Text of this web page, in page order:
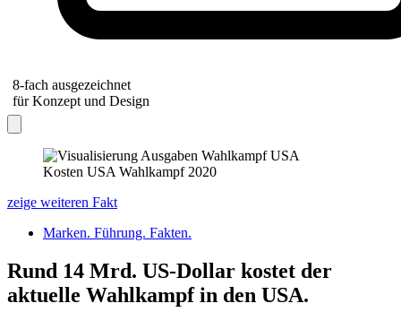
8-fach ausgezeichnet
für Konzept und Design
Kosten USA Wahlkampf 2020
zeige weiteren Fakt
Marken. Führung. Fakten.
Rund 14 Mrd. US-Dollar kostet der
aktuelle Wahlkampf in den USA.